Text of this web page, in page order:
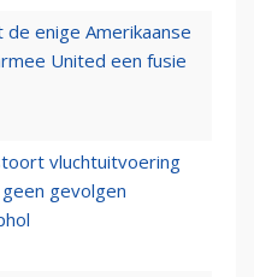
de enige Amerikaanse
United een fusie
vluchtuitvoering
gevolgen